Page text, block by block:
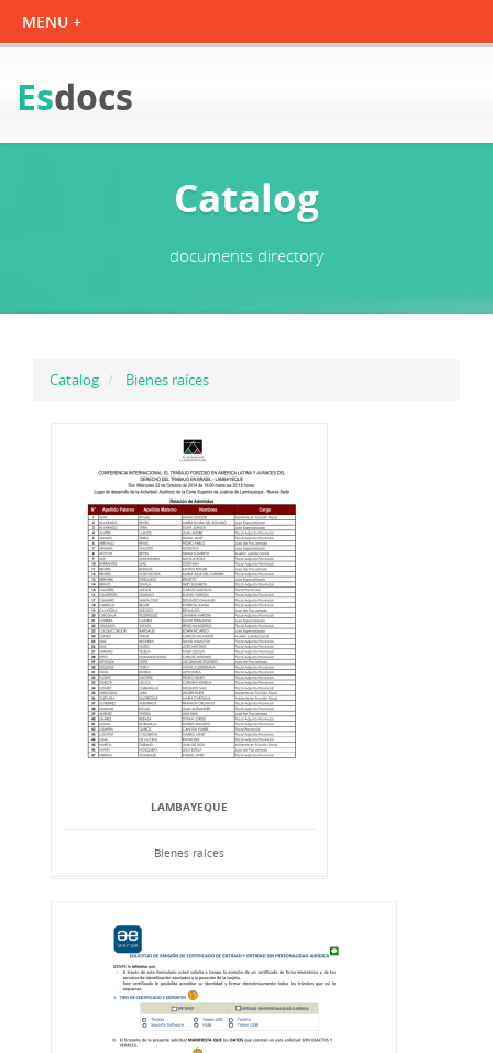
Esdocs
Catalog
documents directory
Catalog Bienes raíces
LAMBAYEQUE
Bienes raíces